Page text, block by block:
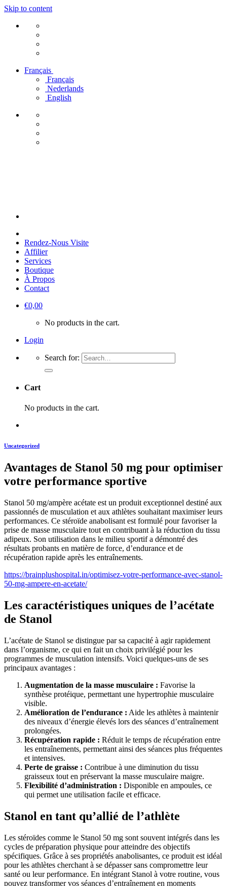
Skip to content
Français
Français
Nederlands
English
Rendez-Nous Visite
Affilier
Services
Boutique
À Propos
Contact
€0,00
No products in the cart.
Login
Search for:
Cart
No products in the cart.
Uncategorized
Avantages de Stanol 50 mg pour optimiser
votre performance sportive
Stanol 50 mg/ampère acétate est un produit exceptionnel destiné aux
passionnés de musculation et aux athlètes souhaitant maximiser leurs
performances. Ce stéroïde anabolisant est formulé pour favoriser la
prise de masse musculaire tout en contribuant à la réduction du tissu
adipeux. Son utilisation dans le milieu sportif a démontré des
résultats probants en matière de force, d’endurance et de
récupération rapide après les entraînements.
https://brainplushospital.in/optimisez-votre-performance-avec-stanol-
50-mg-ampere-en-acetate/
Les caractéristiques uniques de l’acétate
de Stanol
L’acétate de Stanol se distingue par sa capacité à agir rapidement
dans l’organisme, ce qui en fait un choix privilégié pour les
programmes de musculation intensifs. Voici quelques-uns de ses
principaux avantages :
Augmentation de la masse musculaire : Favorise la
synthèse protéique, permettant une hypertrophie musculaire
visible.
Amélioration de l’endurance : Aide les athlètes à maintenir
des niveaux d’énergie élevés lors des séances d’entraînement
prolongées.
Récupération rapide : Réduit le temps de récupération entre
les entraînements, permettant ainsi des séances plus fréquentes
et intensives.
Perte de graisse : Contribue à une diminution du tissu
graisseux tout en préservant la masse musculaire maigre.
Flexibilité d’administration : Disponible en ampoules, ce
qui permet une utilisation facile et efficace.
Stanol en tant qu’allié de l’athlète
Les stéroïdes comme le Stanol 50 mg sont souvent intégrés dans les
cycles de préparation physique pour atteindre des objectifs
spécifiques. Grâce à ses propriétés anabolisantes, ce produit est idéal
pour les athlètes cherchant à se dépasser sans compromettre leur
santé ou leur performance. En intégrant Stanol à votre routine, vous
pouvez transformer vos séances d’entraînement en moments